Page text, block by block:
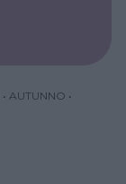
• AUTUNNO •